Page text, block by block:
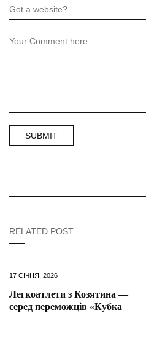
RELATED POST
17 СІЧНЯ, 2026
Легкоатлети з Козятина —
серед переможців «Кубка